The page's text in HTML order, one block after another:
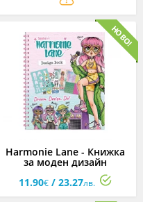
Harmonie Lane - Книжка
за моден дизайн
11.90€ / 23.27лв.